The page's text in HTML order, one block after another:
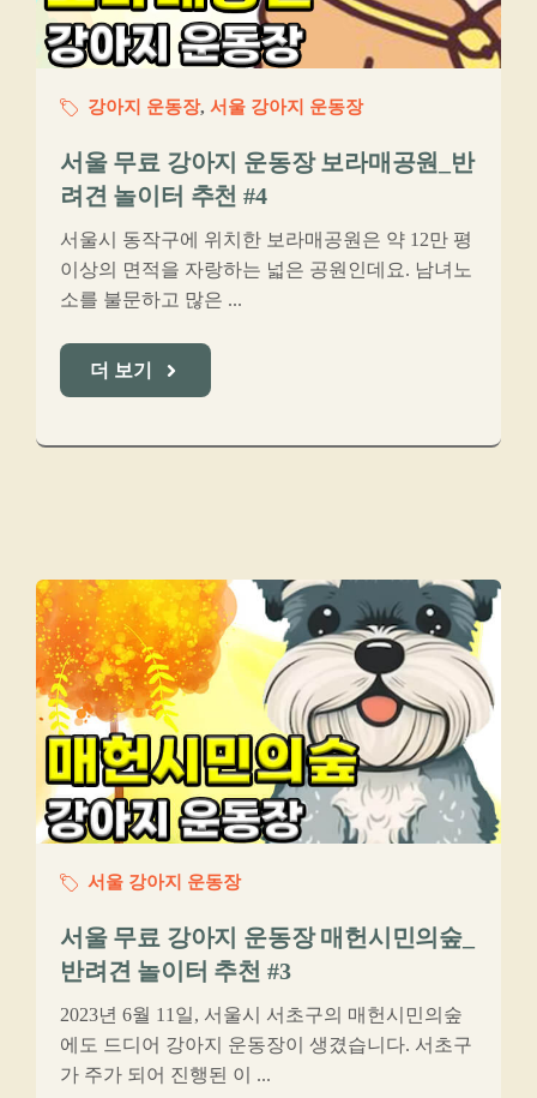
강아지 운동장, 서울 강아지 운동장
서울 무료 강아지 운동장 보라매공원_반
려견 놀이터 추천 #4
서울시 동작구에 위치한 보라매공원은 약 12만 평
이상의 면적을 자랑하는 넓은 공원인데요. 남녀노
소를 불문하고 많은 ...
더 보기
서울 강아지 운동장
서울 무료 강아지 운동장 매헌시민의숲_
반려견 놀이터 추천 #3
2023년 6월 11일, 서울시 서초구의 매헌시민의숲
에도 드디어 강아지 운동장이 생겼습니다. 서초구
가 주가 되어 진행된 이 ...